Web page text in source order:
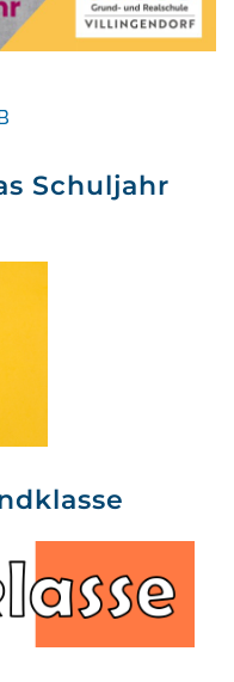
Schuljahr